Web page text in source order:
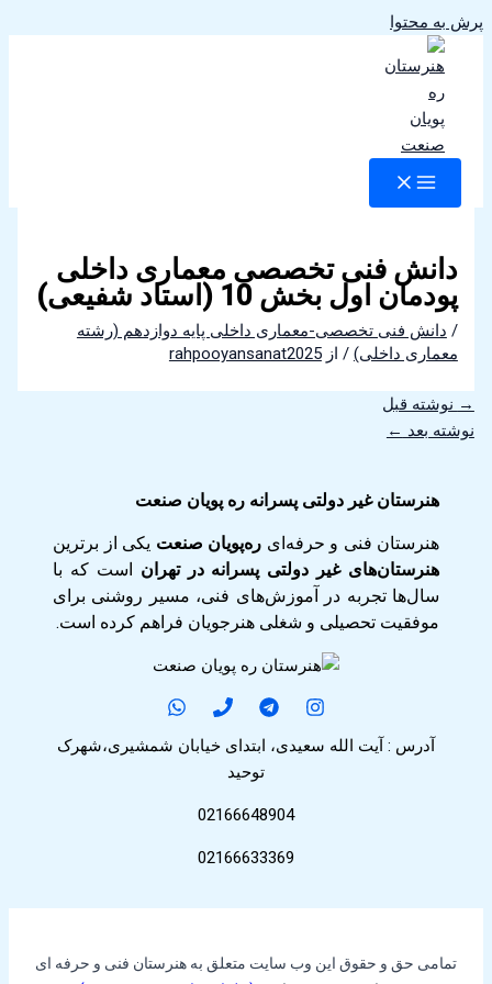
پرش به محتوا
دانش فنی تخصصی معماری داخلی
پودمان اول بخش 10 (استاد شفیعی)
/ دانش فنی تخصصی-معماری داخلی پایه دوازدهم (رشته
معماری داخلی) / از rahpooyansanat2025
→ نوشته قبل
نوشته بعد ←
هنرستان غیر دولتی پسرانه ره پویان صنعت
هنرستان فنی و حرفه‌ای ره‌پویان صنعت یکی از برترین
هنرستان‌های غیر دولتی پسرانه در تهران است که با
سال‌ها تجربه در آموزش‌های فنی، مسیر روشنی برای
موفقیت تحصیلی و شغلی هنرجویان فراهم کرده است.
آدرس : آیت الله سعیدی، ابتدای خیابان شمشیری،شهرک
توحید
02166648904
02166633369
تمامی حق و حقوق این وب سایت متعلق به هنرستان فنی و حرفه ای